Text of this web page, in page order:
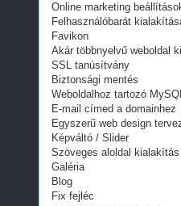
Online marketing
Felhasználóbarát
Favikon
Akár többnyelvű weboldal
SSL tanúsítvány
Biztonsági mentés
Weboldalhoz tartozó
E-mail címed a domainhez
Egyszerű web design
Képváltó / Slider
Szöveges aloldal kialakítás
Galéria
Blog
Fix fejléc